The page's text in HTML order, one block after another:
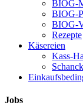
BIOG-
BIOG-
BIOG-
Rezepte
Käsereien
Kass-
Jobs